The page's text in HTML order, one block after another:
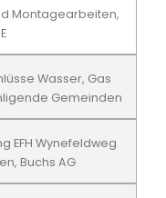
Montagearbeiten,
Wasser, Gas
Gemeinden
EFH Wynefeldweg
Buchs AG